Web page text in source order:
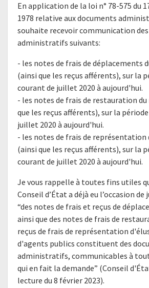
En application de la loi n° 78-575 du
1978 relative aux documents
souhaite recevoir communication
administratifs suivants:
- les notes de frais de déplacements
(ainsi que les reçus afférents), sur la
courant de juillet 2020 à aujourd'hui.
- les notes de frais de restauration
que les reçus afférents), sur la
juillet 2020 à aujourd'hui.
- les notes de frais de représentation
(ainsi que les reçus afférents), sur la
courant de juillet 2020 à aujourd'hui.
Je vous rappelle à toutes fins utiles
Conseil d’État a déjà eu l’occasion de
“des notes de frais et reçus de
ainsi que des notes de frais de
reçus de frais de représentation
d'agents publics constituent des
administratifs, communicables à
qui en fait la demande” (Conseil
lecture du 8 février 2023).